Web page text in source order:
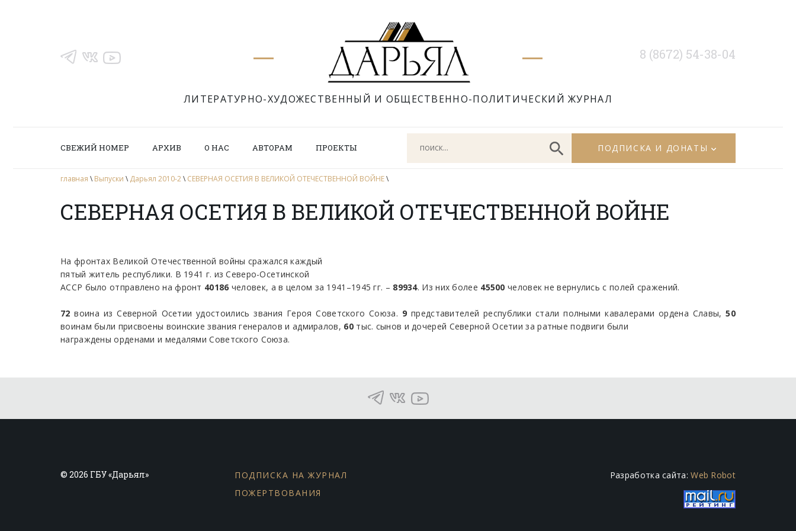
ЛИТЕРАТУРНО-ХУДОЖЕСТВЕННЫЙ И ОБЩЕСТВЕННО-ПОЛИТИЧЕСКИЙ ЖУРНАЛ
8 (8672) 54-38-04
СВЕЖИЙ НОМЕР АРХИВ О НАС АВТОРАМ ПРОЕКТЫ ПОДПИСКА И ДОНАТЫ
главная \ Выпуски \ Дарьял 2010-2\ СЕВЕРНАЯ ОСЕТИЯ В ВЕЛИКОЙ ОТЕЧЕСТВЕННОЙ ВОЙНЕ\
СЕВЕРНАЯ ОСЕТИЯ В ВЕЛИКОЙ ОТЕЧЕСТВЕННОЙ ВОЙНЕ
На фронтах Великой Отечественной войны сражался каждый
пятый житель республики. В 1941 г. из Северо-Осетинской
АССР было отправлено на фронт 40186 человек, а в целом за 1941–1945 гг. – 89934. Из них более 45500 человек не вернулись с полей сражений.
72 воина из Северной Осетии удостоились звания Героя Советского Союза. 9 представителей республики стали полными кавалерами ордена Славы,50
воинам были присвоены воинские звания генералов и адмиралов, 60тыс. сынов и дочерей Северной Осетии за ратные подвиги были
награждены орденами и медалями Советского Союза.
© 2026 ГБУ «Дарьял»
ПОДПИСКА НА ЖУРНАЛ
ПОЖЕРТВОВАНИЯ
Разработка сайта:Web Robot